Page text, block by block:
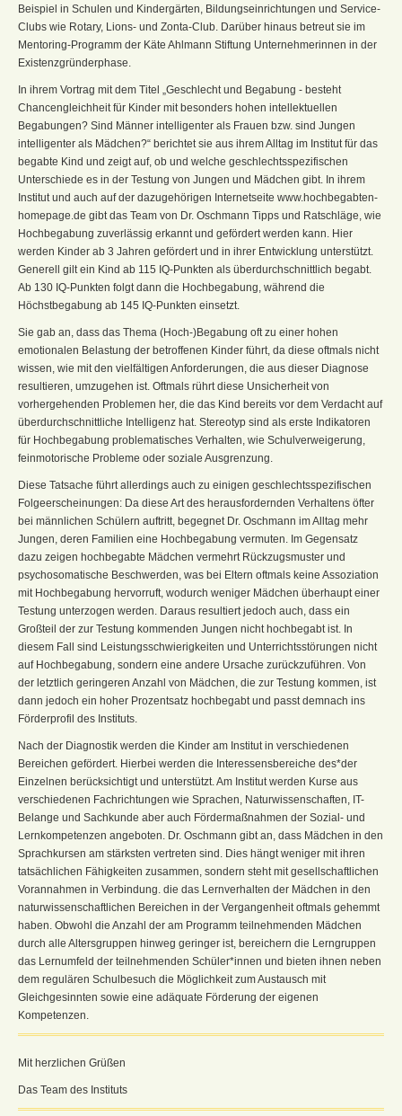
Beispiel in Schulen und Kindergärten, Bildungseinrichtungen und Service-
Clubs wie Rotary, Lions- und Zonta-Club. Darüber hinaus betreut sie im
Mentoring-Programm der Käte Ahlmann Stiftung Unternehmerinnen in der
Existenzgründerphase.
In ihrem Vortrag mit dem Titel „Geschlecht und Begabung - besteht
Chancengleichheit für Kinder mit besonders hohen intellektuellen
Begabungen? Sind Männer intelligenter als Frauen bzw. sind Jungen
intelligenter als Mädchen?“ berichtet sie aus ihrem Alltag im Institut für das
begabte Kind und zeigt auf, ob und welche geschlechtsspezifischen
Unterschiede es in der Testung von Jungen und Mädchen gibt. In ihrem
Institut und auch auf der dazugehörigen Internetseite www.hochbegabten-
homepage.de gibt das Team von Dr. Oschmann Tipps und Ratschläge, wie
Hochbegabung zuverlässig erkannt und gefördert werden kann. Hier
werden Kinder ab 3 Jahren gefördert und in ihrer Entwicklung unterstützt.
Generell gilt ein Kind ab 115 IQ-Punkten als überdurchschnittlich begabt.
Ab 130 IQ-Punkten folgt dann die Hochbegabung, während die
Höchstbegabung ab 145 IQ-Punkten einsetzt.
Sie gab an, dass das Thema (Hoch-)Begabung oft zu einer hohen
emotionalen Belastung der betroffenen Kinder führt, da diese oftmals nicht
wissen, wie mit den vielfältigen Anforderungen, die aus dieser Diagnose
resultieren, umzugehen ist. Oftmals rührt diese Unsicherheit von
vorhergehenden Problemen her, die das Kind bereits vor dem Verdacht auf
überdurchschnittliche Intelligenz hat. Stereotyp sind als erste Indikatoren
für Hochbegabung problematisches Verhalten, wie Schulverweigerung,
feinmotorische Probleme oder soziale Ausgrenzung.
Diese Tatsache führt allerdings auch zu einigen geschlechtsspezifischen
Folgeerscheinungen: Da diese Art des herausfordernden Verhaltens öfter
bei männlichen Schülern auftritt, begegnet Dr. Oschmann im Alltag mehr
Jungen, deren Familien eine Hochbegabung vermuten. Im Gegensatz
dazu zeigen hochbegabte Mädchen vermehrt Rückzugsmuster und
psychosomatische Beschwerden, was bei Eltern oftmals keine Assoziation
mit Hochbegabung hervorruft, wodurch weniger Mädchen überhaupt einer
Testung unterzogen werden. Daraus resultiert jedoch auch, dass ein
Großteil der zur Testung kommenden Jungen nicht hochbegabt ist. In
diesem Fall sind Leistungsschwierigkeiten und Unterrichtsstörungen nicht
auf Hochbegabung, sondern eine andere Ursache zurückzuführen. Von
der letztlich geringeren Anzahl von Mädchen, die zur Testung kommen, ist
dann jedoch ein hoher Prozentsatz hochbegabt und passt demnach ins
Förderprofil des Instituts.
Nach der Diagnostik werden die Kinder am Institut in verschiedenen
Bereichen gefördert. Hierbei werden die Interessensbereiche des*der
Einzelnen berücksichtigt und unterstützt. Am Institut werden Kurse aus
verschiedenen Fachrichtungen wie Sprachen, Naturwissenschaften, IT-
Belange und Sachkunde aber auch Fördermaßnahmen der Sozial- und
Lernkompetenzen angeboten. Dr. Oschmann gibt an, dass Mädchen in den
Sprachkursen am stärksten vertreten sind. Dies hängt weniger mit ihren
tatsächlichen Fähigkeiten zusammen, sondern steht mit gesellschaftlichen
Vorannahmen in Verbindung. die das Lernverhalten der Mädchen in den
naturwissenschaftlichen Bereichen in der Vergangenheit oftmals gehemmt
haben. Obwohl die Anzahl der am Programm teilnehmenden Mädchen
durch alle Altersgruppen hinweg geringer ist, bereichern die Lerngruppen
das Lernumfeld der teilnehmenden Schüler*innen und bieten ihnen neben
dem regulären Schulbesuch die Möglichkeit zum Austausch mit
Gleichgesinnten sowie eine adäquate Förderung der eigenen
Kompetenzen.
Mit herzlichen Grüßen
Das Team des Instituts